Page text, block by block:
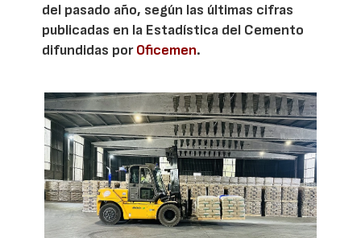
del pasado año, según las últimas cifras
publicadas en la Estadística del Cemento
difundidas porOficemen.